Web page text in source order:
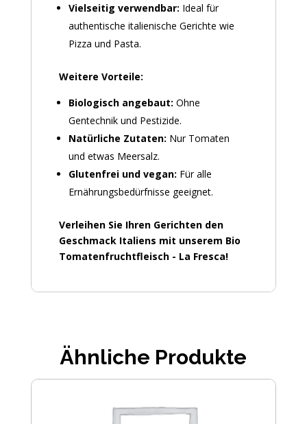
Vielseitig verwendbar: Ideal für
authentische italienische Gerichte wie
Pizza und Pasta.
Weitere Vorteile:
Biologisch angebaut: Ohne
Gentechnik und Pestizide.
Natürliche Zutaten: Nur Tomaten
und etwas Meersalz.
Glutenfrei und vegan: Für alle
Ernährungsbedürfnisse geeignet.
Verleihen Sie Ihren Gerichten den
Geschmack Italiens mit unserem Bio
Tomatenfruchtfleisch - La Fresca!
Ähnliche Produkte